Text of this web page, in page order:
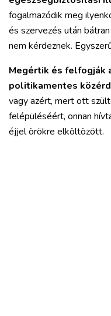
fogalmazódik meg
és szervezés után
nem kérdeznek.
Megértik és felfogják
politikamentes
vagy azért, mert ott
felépüléséért, onnan
éjjel örökre elköltözött.